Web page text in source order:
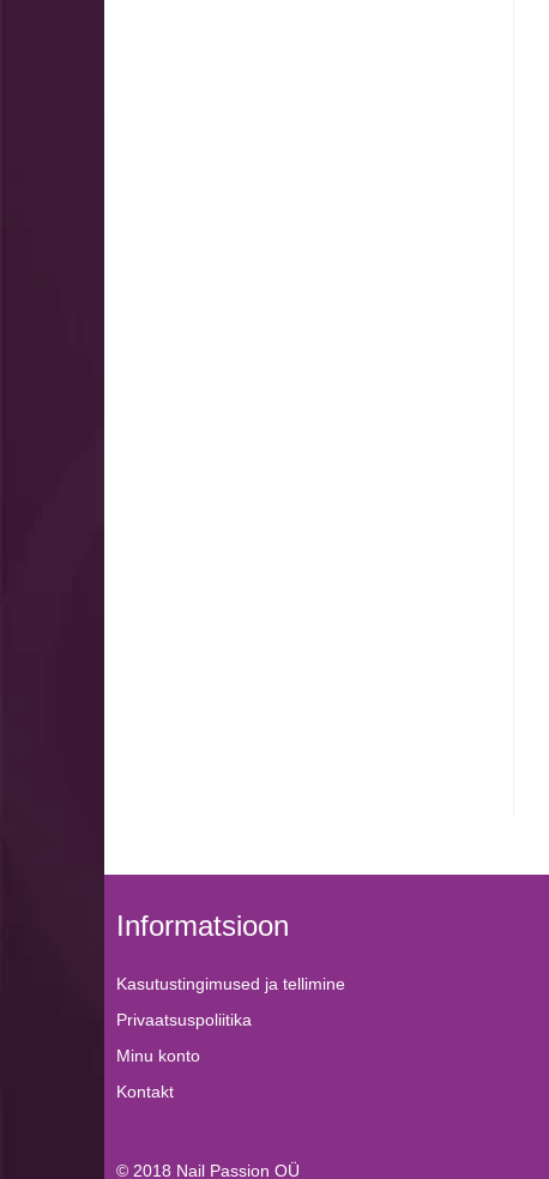
Informatsioon
Kasutustingimused ja tellimine
Privaatsuspoliitika
Minu konto
Kontakt
© 2018 Nail Passion OÜ